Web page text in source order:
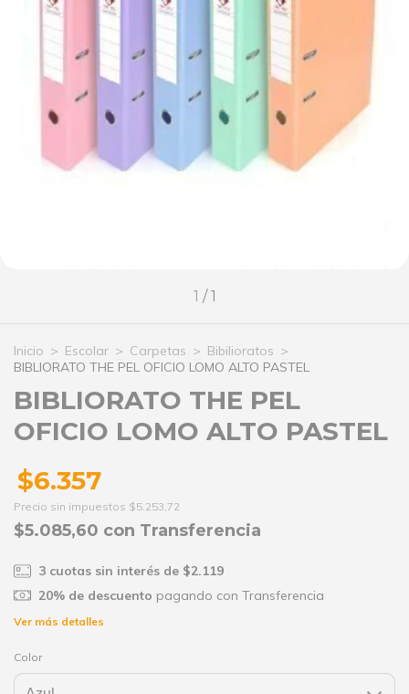
1 /1
Inicio > Escolar > Carpetas > Bibilioratos >
BIBLIORATO THE PEL OFICIO LOMO ALTO PASTEL
BIBLIORATO THE PEL
OFICIO LOMO ALTO PASTEL
$6.357
Precio sin impuestos $5.253,72
$5.085,60 con Transferencia
3 cuotas sin interés de $2.119
20% de descuento pagando con Transferencia
Ver más detalles
Color